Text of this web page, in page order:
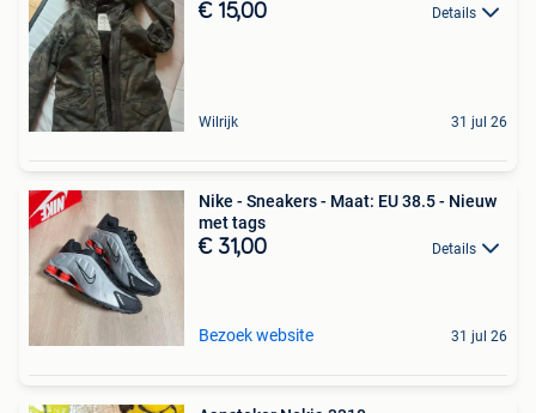
€ 15,00 Details
Wilrijk 31 jul 26
Nike - Sneakers - Maat: EU 38.5 - Nieuw
met tags
€ 31,00 Details
Bezoek website 31 jul 26